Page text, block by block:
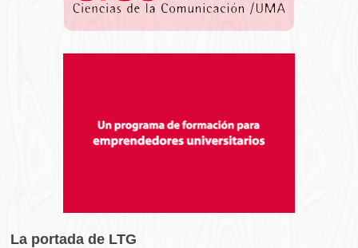
La portada de LTG